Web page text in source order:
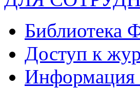
Доступ к
Информация